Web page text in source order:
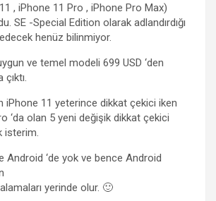
, iPhone 11 Pro , iPhone Pro Max)
SE -Special Edition olarak adlandırdığı
henüz bilinmiyor.
ve temel modeli 699 USD ‘den
iPhone 11 yeterince dikkat çekici iken
‘da olan 5 yeni değişik dikkat çekici
isterim.
Android ‘de yok ve bence Android
yerinde olur. 🙂